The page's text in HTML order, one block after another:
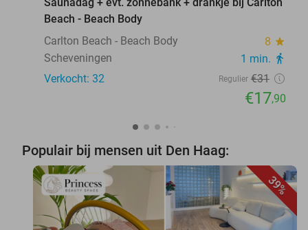
Beach - Beach Body
Carlton Beach - Beach Body
8 star
Scheveningen 1 min. directions_walk
Verkocht: 32 Regulier €31
€17,90
Populair bij mensen uit Den Haag:
39%